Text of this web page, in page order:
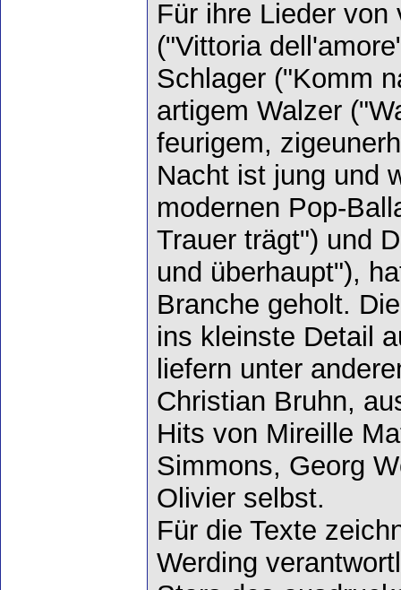
Für ihre Lieder
("Vittoria
Schlager ("Komm
artigem Walzer
feurigem,
Nacht ist jung und
modernen Pop-
Trauer trägt") und
und überhaupt"),
Branche geholt.
ins kleinste Detail
liefern unter
Christian Bruhn,
Hits von Mireille
Simmons, Georg
Olivier selbst.
Für die Texte
Werding